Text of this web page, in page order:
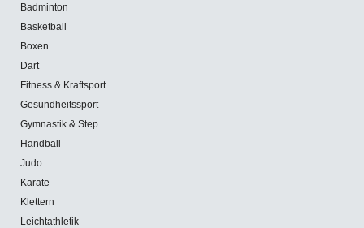
Badminton
Basketball
Boxen
Dart
Fitness & Kraftsport
Gesundheitssport
Gymnastik & Step
Handball
Judo
Karate
Klettern
Leichtathletik